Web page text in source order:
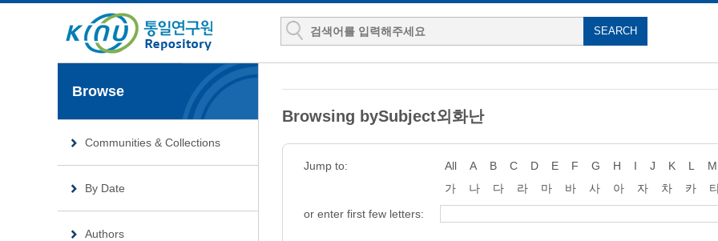
Browse
Communities & Collections
By Date
Authors
Browsing bySubject외화난
Jump to: All A B C D E F G H I J K L M
가
나 다 라 마 바 사 아 자 차 카
or enter first few letters: